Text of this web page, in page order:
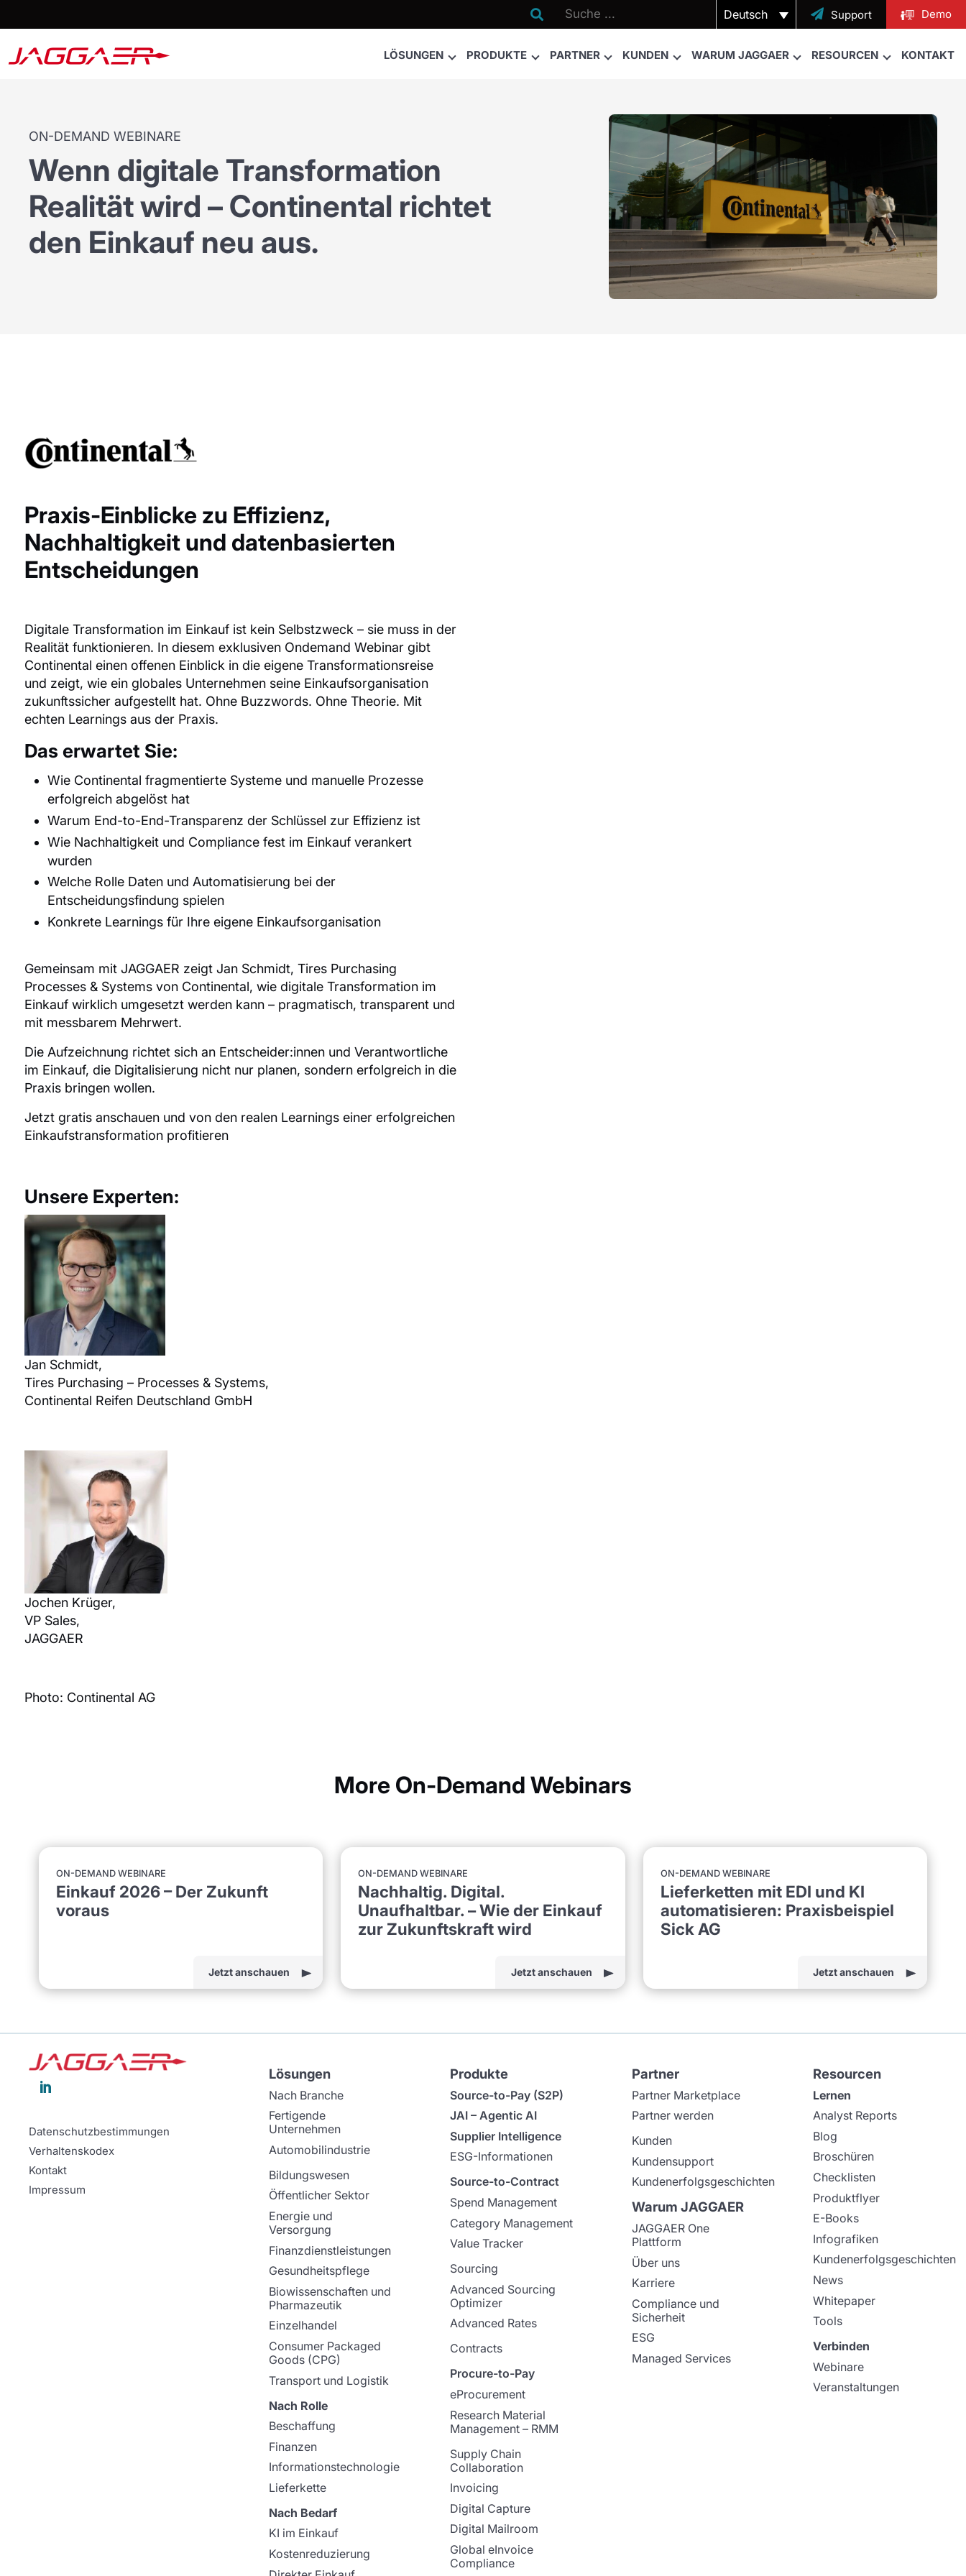
 Deutsch  Support Demo
LÖSUNGEN PRODUKTE PARTNER KUNDEN WARUM JAGGAER RESOURCEN KONTAKT
ON-DEMAND WEBINARE
Wenn digitale Transformation
Realität wird – Continental richtet
den Einkauf neu aus.
Praxis-Einblicke zu Effizienz,
Nachhaltigkeit und datenbasierten
Entscheidungen
Digitale Transformation im Einkauf ist kein Selbstzweck – sie muss in der
Realität funktionieren. In diesem exklusiven Ondemand Webinar gibt
Continental einen offenen Einblick in die eigene Transformationsreise
und zeigt, wie ein globales Unternehmen seine Einkaufsorganisation
zukunftssicher aufgestellt hat. Ohne Buzzwords. Ohne Theorie. Mit
echten Learnings aus der Praxis.
Das erwartet Sie:
Wie Continental fragmentierte Systeme und manuelle Prozesse
erfolgreich abgelöst hat
Warum End-to-End-Transparenz der Schlüssel zur Effizienz ist
Wie Nachhaltigkeit und Compliance fest im Einkauf verankert
wurden
Welche Rolle Daten und Automatisierung bei der
Entscheidungsfindung spielen
Konkrete Learnings für Ihre eigene Einkaufsorganisation
Gemeinsam mit JAGGAER zeigt Jan Schmidt, Tires Purchasing
Processes & Systems von Continental, wie digitale Transformation im
Einkauf wirklich umgesetzt werden kann – pragmatisch, transparent und
mit messbarem Mehrwert.
Die Aufzeichnung richtet sich an Entscheider:innen und Verantwortliche
im Einkauf, die Digitalisierung nicht nur planen, sondern erfolgreich in die
Praxis bringen wollen.
Jetzt gratis anschauen und von den realen Learnings einer erfolgreichen
Einkaufs­transformation profitieren
Unsere Experten:
Jan Schmidt,
Tires Purchasing – Processes & Systems,
Continental Reifen Deutschland GmbH
Jochen Krüger,
VP Sales,
JAGGAER
Photo: Continental AG
More On-Demand Webinars
ON-DEMAND WEBINARE
Einkauf 2026 – Der Zukunft
voraus
Jetzt anschauen
ON-DEMAND WEBINARE
Nachhaltig. Digital.
Unaufhaltbar. – Wie der Einkauf
zur Zukunftskraft wird
Jetzt anschauen
ON-DEMAND WEBINARE
Lieferketten mit EDI und KI
automatisieren: Praxisbeispiel
Sick AG
Jetzt anschauen

Datenschutzbestimmungen
Verhaltenskodex
Kontakt
Impressum
Lösungen
Nach Branche
Fertigende
Unternehmen
Automobilindustrie
Bildungswesen
Öffentlicher Sektor
Energie und
Versorgung
Finanzdienstleistungen
Gesundheitspflege
Biowissenschaften und
Pharmazeutik
Einzelhandel
Consumer Packaged
Goods (CPG)
Transport und Logistik
Nach Rolle
Beschaffung
Finanzen
Informationstechnologie
Lieferkette
Nach Bedarf
KI im Einkauf
Kostenreduzierung
Produkte
Source-to-Pay (S2P)
JAI – Agentic AI
Supplier Intelligence
ESG-Informationen
Source-to-Contract
Spend Management
Category Management
Value Tracker
Sourcing
Advanced Sourcing
Optimizer
Advanced Rates
Contracts
Procure-to-Pay
eProcurement
Research Material
Management – RMM
Supply Chain
Collaboration
Invoicing
Digital Capture
Digital Mailroom
Global eInvoice
Compliance
Partner
Partner Marketplace
Partner werden
Kunden
Kundensupport
Kundenerfolgsgeschichten
Warum JAGGAER
JAGGAER One
Plattform
Über uns
Karriere
Compliance und
Sicherheit
ESG
Managed Services
Resourcen
Lernen
Analyst Reports
Blog
Broschüren
Checklisten
Produktflyer
E-Books
Infografiken
Kundenerfolgsgeschichten
News
Whitepaper
Tools
Verbinden
Webinare
Veranstaltungen